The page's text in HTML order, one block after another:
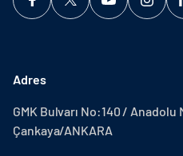
Adres
GMK Bulvarı No:140 / Anadolu
Çankaya/ANKARA